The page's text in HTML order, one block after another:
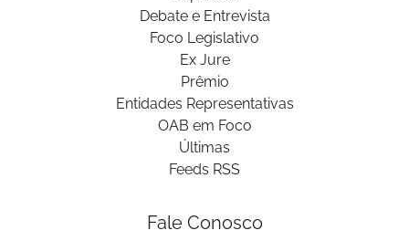
Debate e Entrevista
Foco Legislativo
Ex Jure
Prêmio
Entidades Representativas
OAB em Foco
Últimas
Feeds RSS
Fale Conosco